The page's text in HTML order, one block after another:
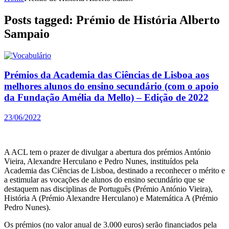
Posts tagged: Prémio de História Alberto
Sampaio
Prémios da Academia das Ciências de Lisboa aos
melhores alunos do ensino secundário (com o apoio
da Fundação Amélia da Mello) – Edição de 2022
23/06/2022
A ACL tem o prazer de divulgar a abertura dos prémios António
Vieira, Alexandre Herculano e Pedro Nunes, instituídos pela
Academia das Ciências de Lisboa, destinado a reconhecer o mérito e
a estimular as vocações de alunos do ensino secundário que se
destaquem nas disciplinas de Português (Prémio António Vieira),
História A (Prémio Alexandre Herculano) e Matemática A (Prémio
Pedro Nunes).
Os prémios (no valor anual de 3.000 euros) serão financiados pela